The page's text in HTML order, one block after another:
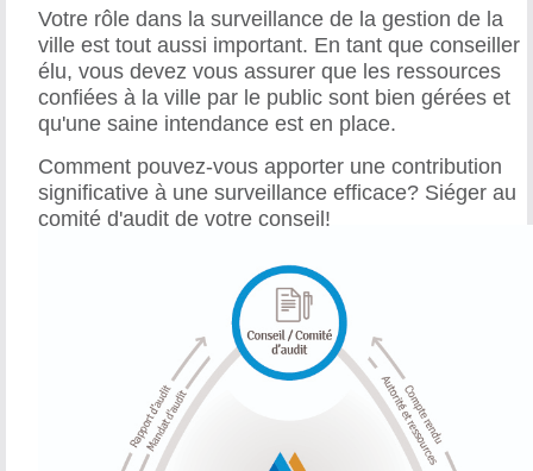
Votre rôle dans la surveillance de la gestion de la
ville est tout aussi important. En tant que conseiller
élu, vous devez vous assurer que les ressources
confiées à la ville par le public sont bien gérées et
qu'une saine intendance est en place.
Comment pouvez-vous apporter une contribution
significative à une surveillance efficace? Siéger au
comité d'audit de votre conseil!